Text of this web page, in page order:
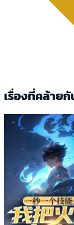
เรื่องที่คล้ายกั